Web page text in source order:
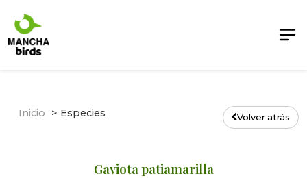
Inicio Especies Volver atrás
Gaviota patiamarilla